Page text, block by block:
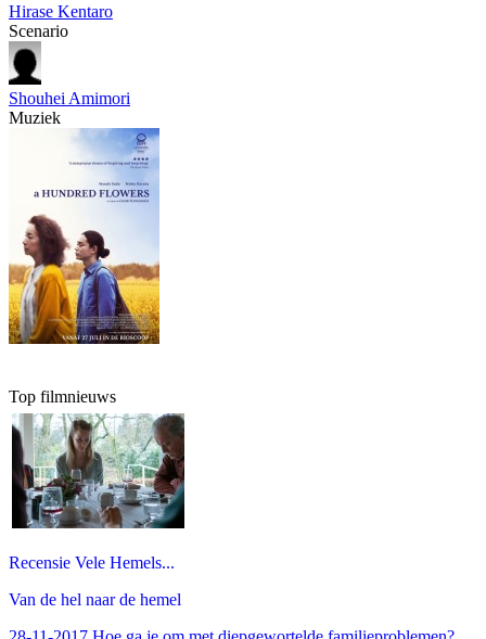
Hirase Kentaro
Scenario
Shouhei Amimori
Muziek
Top filmnieuws
Recensie Vele Hemels...
Van de hel naar de hemel